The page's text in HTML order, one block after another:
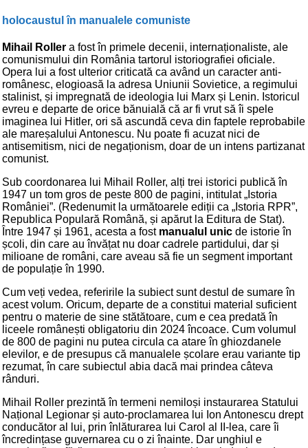
holocaustul în manualele comuniste
Mihail Roller a fost în primele decenii, internaționaliste, ale
comunismului din România tartorul istoriografiei oficiale.
Opera lui a fost ulterior criticată ca având un caracter anti-
românesc, elogioasă la adresa Uniunii Sovietice, a regimului
stalinist, și impregnată de ideologia lui Marx și Lenin. Istoricul
evreu e departe de orice bănuială că ar fi vrut să îi spele
imaginea lui Hitler, ori să ascundă ceva din faptele reprobabile
ale mareșalului Antonescu. Nu poate fi acuzat nici de
antisemitism, nici de negaționism, doar de un intens partizanat
comunist.
Sub coordonarea lui Mihail Roller, alți trei istorici publică în
1947 un tom gros de peste 800 de pagini, intitulat „Istoria
României”. (Redenumit la următoarele ediții ca „Istoria RPR”,
Republica Populară Română, și apărut la Editura de Stat).
Între 1947 și 1961, acesta a fost manualul unic de istorie în
școli, din care au învățat nu doar cadrele partidului, dar și
milioane de români, care aveau să fie un segment important
de populație în 1990.
Cum veți vedea, referirile la subiect sunt destul de sumare în
acest volum. Oricum, departe de a constitui material suficient
pentru o materie de sine stătătoare, cum e cea predată în
liceele românești obligatoriu din 2024 încoace. Cum volumul
de 800 de pagini nu putea circula ca atare în ghiozdanele
elevilor, e de presupus că manualele școlare erau variante tip
rezumat, în care subiectul abia dacă mai prindea câteva
rânduri.
Mihail Roller prezintă în termeni nemiloși instaurarea Statului
Național Legionar și auto-proclamarea lui Ion Antonescu drept
conducător al lui, prin înlăturarea lui Carol al II-lea, care îi
încredințase guvernarea cu o zi înainte. Dar unghiul e